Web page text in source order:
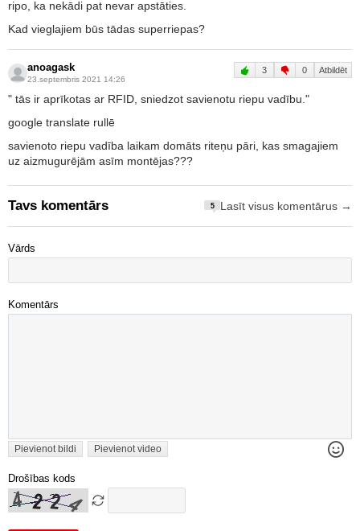
ripo, ka nekādi pat nevar apstāties.
Kad vieglajiem būs tādas superriepas?
anoagask
23.septembris 2021 14:26
3 0 Atbildēt
" tās ir aprīkotas ar RFID, sniedzot savienotu riepu vadību."
google translate rullē
savienoto riepu vadība laikam domāts riteņu pāri, kas smagajiem
uz aizmugurējām asīm montējas???
Tavs komentārs 5 Lasīt visus komentārus →
Vārds
Komentārs
Pievienot bildi Pievienot video
Drošības kods